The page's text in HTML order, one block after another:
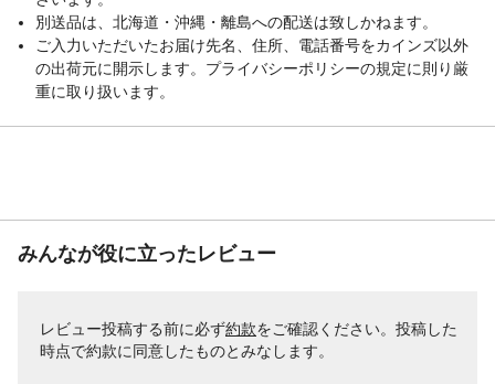
別送品は、北海道・沖縄・離島への配送は致しかねます。
ご入力いただいたお届け先名、住所、電話番号をカインズ以外
の出荷元に開示します。プライバシーポリシーの規定に則り厳
重に取り扱います。
みんなが役に立ったレビュー
レビュー投稿する前に必ず約款をご確認ください。投稿した
時点で約款に同意したものとみなします。